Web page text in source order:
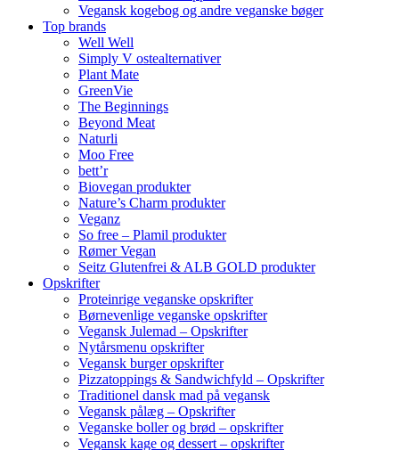
Vegansk kogebog og andre veganske bøger
Top brands
Well Well
Simply V ostealternativer
Plant Mate
GreenVie
The Beginnings
Beyond Meat
Naturli
Moo Free
bett’r
Biovegan produkter
Nature’s Charm produkter
Veganz
So free – Plamil produkter
Rømer Vegan
Seitz Glutenfrei & ALB GOLD produkter
Opskrifter
Proteinrige veganske opskrifter
Børnevenlige veganske opskrifter
Vegansk Julemad – Opskrifter
Nytårsmenu opskrifter
Vegansk burger opskrifter
Pizzatoppings & Sandwichfyld – Opskrifter
Traditionel dansk mad på vegansk
Vegansk pålæg – Opskrifter
Veganske boller og brød – opskrifter
Vegansk kage og dessert – opskrifter